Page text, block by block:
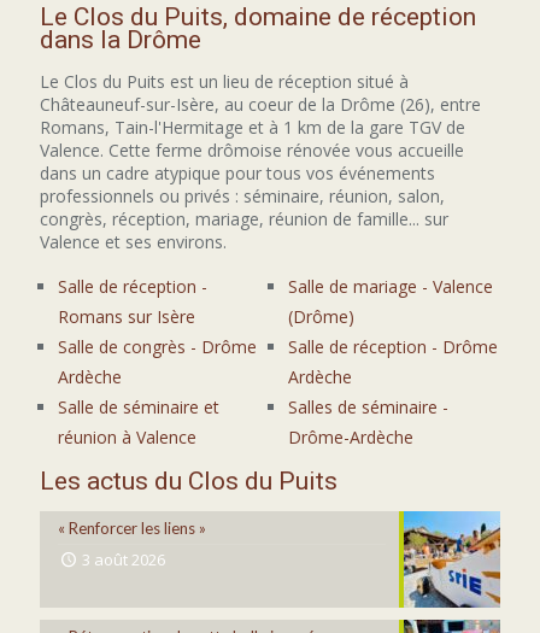
Le Clos du Puits, domaine de réception
dans la Drôme
Le Clos du Puits est un lieu de réception situé à
Châteauneuf-sur-Isère, au coeur de la Drôme (26), entre
Romans, Tain-l'Hermitage et à 1 km de la gare TGV de
Valence. Cette ferme drômoise rénovée vous accueille
dans un cadre atypique pour tous vos événements
professionnels ou privés : séminaire, réunion, salon,
congrès, réception, mariage, réunion de famille... sur
Valence et ses environs.
Salle de réception -
Romans sur Isère
Salle de congrès - Drôme
Ardèche
Salle de séminaire et
réunion à Valence
Salle de mariage - Valence
(Drôme)
Salle de réception - Drôme
Ardèche
Salles de séminaire -
Drôme-Ardèche
Les actus du Clos du Puits
« Renforcer les liens »
3 août 2026